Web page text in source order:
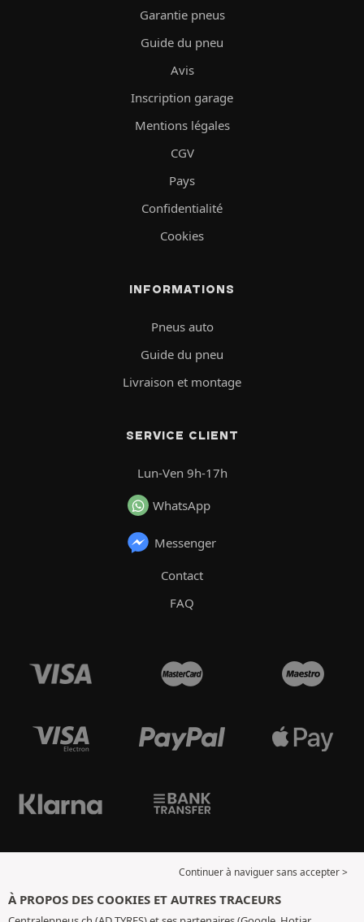
Garantie pneus
Guide du pneu
Avis
Inscription garage
Mentions légales
CGV
Pays
Confidentialité
Cookies
INFORMATIONS
Pneus auto
Guide du pneu
Livraison et montage
SERVICE CLIENT
Lun-Ven 9h-17h
WhatsApp
Messenger
Contact
FAQ
Continuer à naviguer sans accepter >
À PROPOS DES COOKIES ET AUTRES TRACEURS